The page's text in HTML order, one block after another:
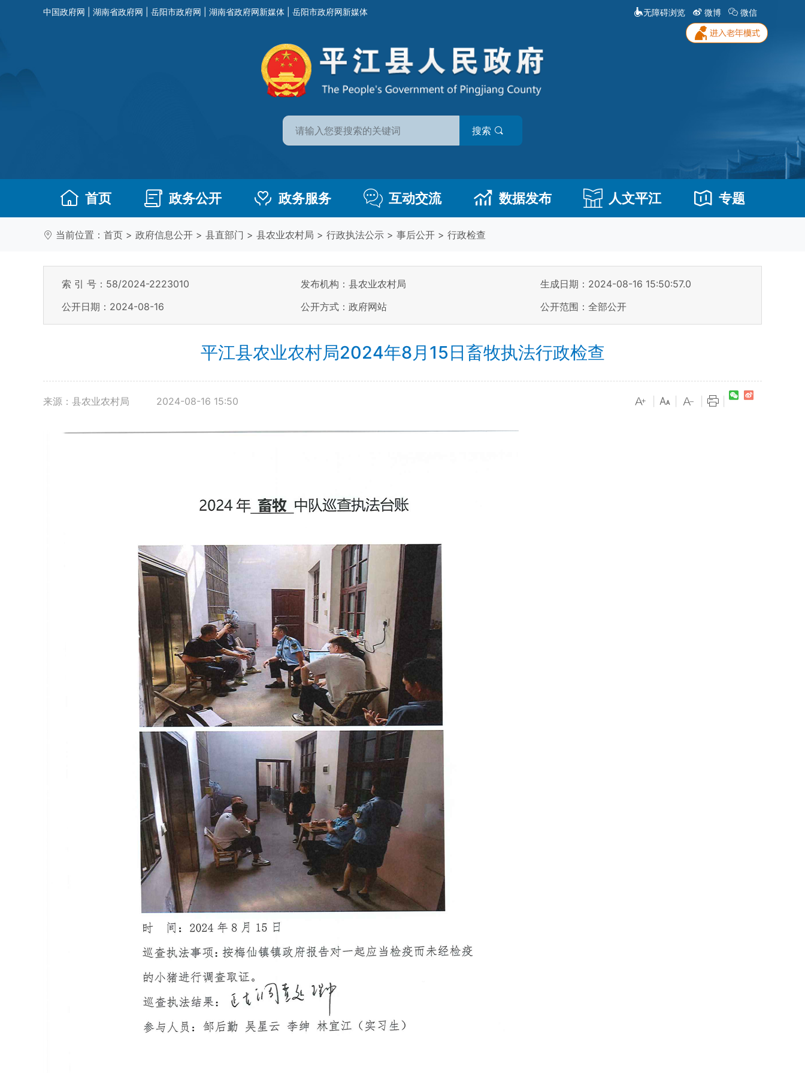
中国政府网 湖南省政府网 岳阳市政府网 湖南省政府网新媒体 岳阳市政府网新媒体 无障碍浏览 微博 微信
搜索
首页 政务公开 政务服务 互动交流 数据发布 人文平江 专题
当前位置： 首页 > 政府信息公开 > 县直部门 > 县农业农村局 > 行政执法公示 > 事后公开 > 行政检查
索 引 号：58/2024-2223010 发布机构：县农业农村局
生成日期：2024-08-16 15:50:57.0
公开日期：2024-08-16
公开方式：政府网站 公开范围：全部公开
平江县农业农村局2024年8月15日畜牧执法行政检查
来源：县农业农村局 2024-08-16 15:50